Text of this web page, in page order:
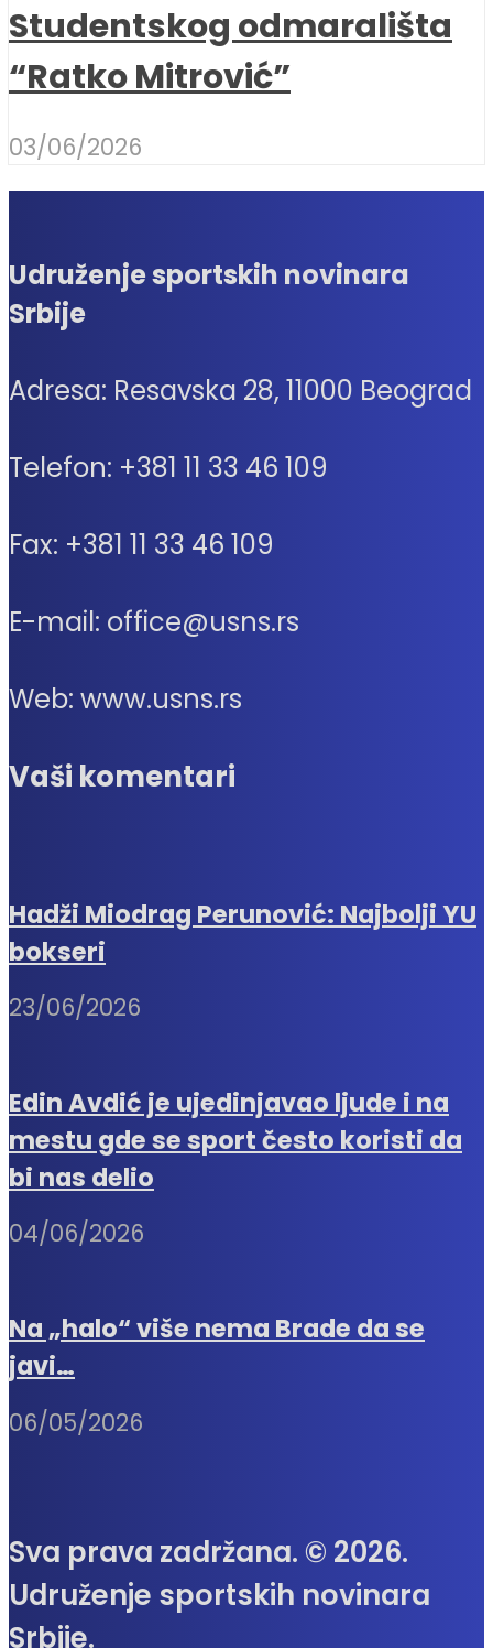
Studentskog odmarališta
“Ratko Mitrović”
03/06/2026
Udruženje sportskih novinara
Srbije
Adresa: Resavska 28, 11000 Beograd
Telefon: +381 11 33 46 109
Fax: +381 11 33 46 109
E-mail: office@usns.rs
Web: www.usns.rs
Vaši komentari
Hadži Miodrag Perunović: Najbolji YU
bokseri
23/06/2026
Edin Avdić je ujedinjavao ljude i na
mestu gde se sport često koristi da
bi nas delio
04/06/2026
Na „halo“ više nema Brade da se
javi…
06/05/2026
Sva prava zadržana. © 2026.
Udruženje sportskih novinara
Srbije.